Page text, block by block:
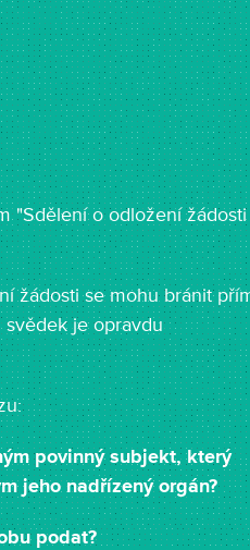
"Sdělení o odložení
žádosti se mohu bránit
je opravdu
povinný subjekt, který
jeho nadřízený orgán?
podat?